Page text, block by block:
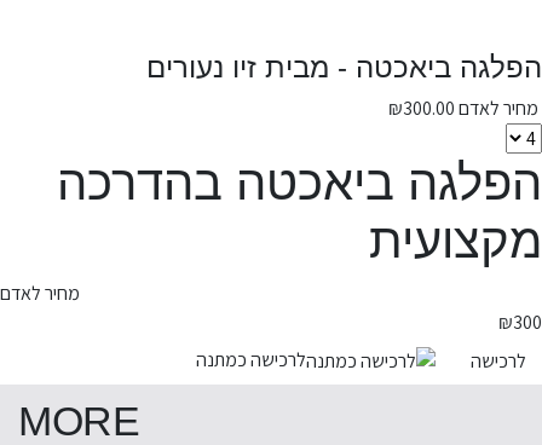
הפלגה ביאכטה - מבית זיו נעורים
מחיר לאדם ₪300.00
הפלגה ביאכטה בהדרכה
מקצועית
מחיר לאדם
₪300
לרכישה
לרכישה כמתנה
MORE